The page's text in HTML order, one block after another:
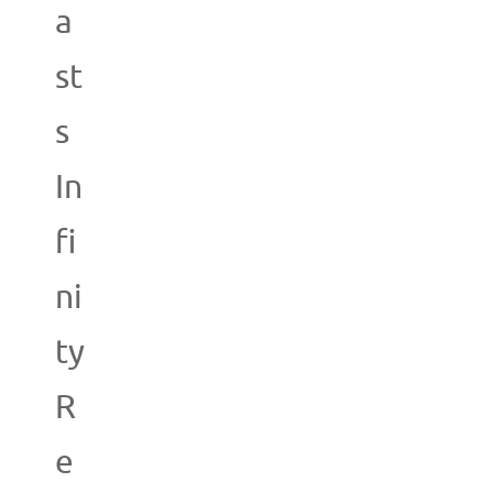
a
st
s
In
fi
ni
ty
R
e